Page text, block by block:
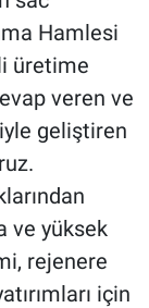
Hamlesi
üretime
veren ve
geliştiren
ve yüksek
rejenere
için